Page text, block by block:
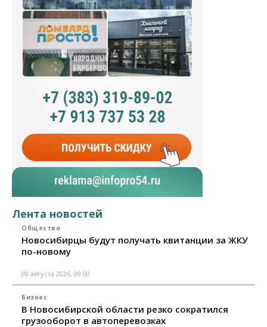
Лента новостей
Общество
Новосибирцы будут получать квитанции за ЖКУ
по-новому
08 августа 2026, 09:00
Бизнес
В Новосибирской области резко сократился
грузооборот в автоперевозках